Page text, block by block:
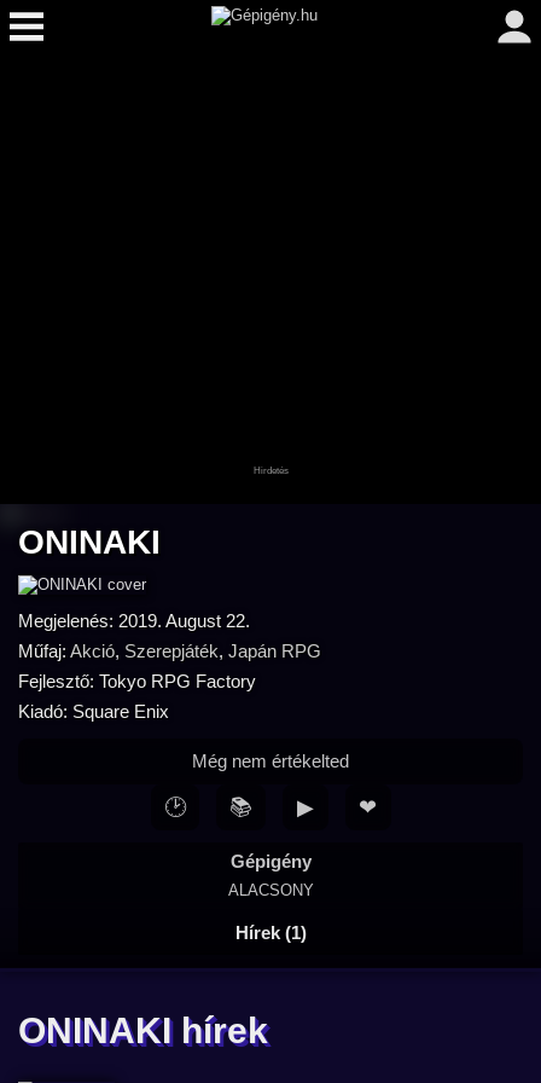
ONINAKI
Megjelenés: 2019. August 22.
Műfaj: Akció, Szerepjáték, Japán RPG
Fejlesztő: Tokyo RPG Factory
Kiadó: Square Enix
Gépigény
ALACSONY
Hírek (1)
Még nem értékelted
🕑 📚 ▶ ❤
ONINAKI hírek